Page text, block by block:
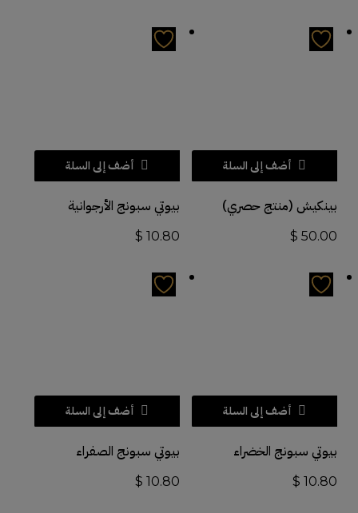
أضف إلى السلة
بينكيش (منتج حصري)
$ 50.00
أضف إلى السلة
بيوتي سبونج الأرجوانية
$ 10.80
أضف إلى السلة
بيوتي سبونج الخضراء
$ 10.80
أضف إلى السلة
بيوتي سبونج الصفراء
$ 10.80